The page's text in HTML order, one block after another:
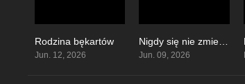
5.5
Rodzina bękartów
Jun. 12, 2026
7.5Nigdy się nie zmieniaj!
Jun. 09, 2026